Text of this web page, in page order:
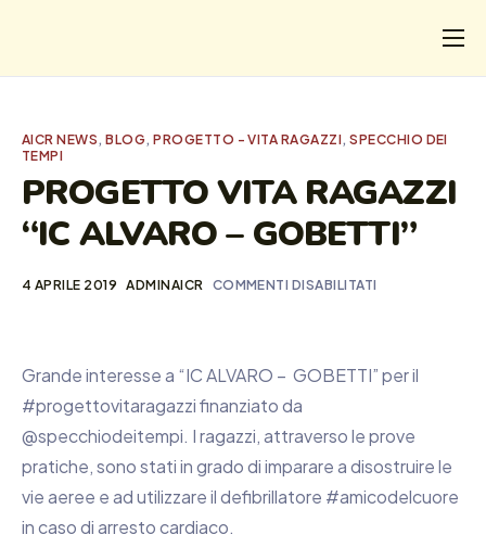
CHI
I SALVATI
FORMAZIONE
AICR NEWS,BLOG,PROGETTO - VITA RAGAZZI,SPECCHIO DEI
TEMPI
PROGETTO VITA RAGAZZI
“IC ALVARO – GOBETTI”
4 APRILE 2019 ADMINAICR COMMENTI DISABILITATI
Grande interesse a “IC ALVARO – GOBETTI” per il
#progettovitaragazzi finanziato da
@specchiodeitempi. I ragazzi, attraverso le prove
pratiche, sono stati in grado di imparare a disostruire le
vie aeree e ad utilizzare il defibrillatore #amicodelcuore
in caso di arresto cardiaco.